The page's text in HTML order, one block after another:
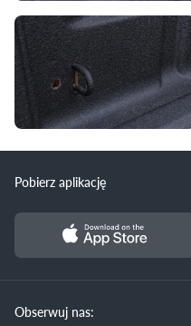
Pobierz aplikację
Obserwuj nas: